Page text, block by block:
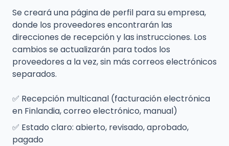
Se creará una página de perfil para su empresa,
donde los proveedores encontrarán las
direcciones de recepción y las instrucciones. Los
cambios se actualizarán para todos los
proveedores a la vez, sin más correos electrónicos
separados.
✅ Recepción multicanal (facturación electrónica
en Finlandia, correo electrónico, manual)
✅ Estado claro: abierto, revisado, aprobado,
pagado